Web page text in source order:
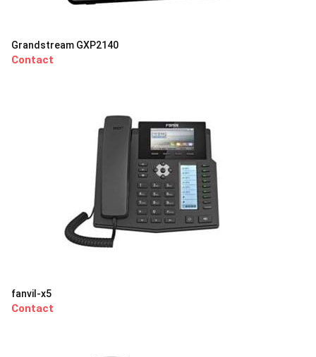
Grandstream GXP2140
Contact
fanvil-x5
Contact